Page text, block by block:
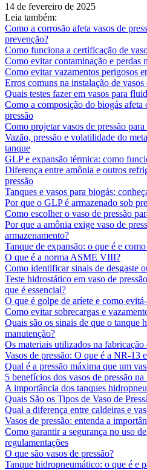
14 de fevereiro de 2025
Leia também:
Como a corrosão afeta vasos de
prevenção?
Como funciona a certificação de
Como evitar contaminação e perdas
Como evitar vazamentos perigosos
Erros comuns na instalação de
Quais testes fazer em vasos para
Como a composição do biogás afeta
pressão
Como projetar vasos de pressão para
Vazão, pressão e volatilidade do
tanque
GLP e expansão térmica: como
Diferença entre amônia e outros
pressão
Tanques e vasos para biogás:
Por que o GLP é armazenado sob
Como escolher o vaso de pressão
Por que a amônia exige vaso de
armazenamento?
Tanque de expansão: o que é e
O que é a norma ASME VIII?
Como identificar sinais de desgaste
Teste hidrostático em vaso de
que é essencial?
O que é golpe de aríete e como
Como evitar sobrecargas e
Quais são os sinais de que o tanque
manutenção?
Os materiais utilizados na fabricação
Vasos de pressão: O que é a NR-13
Qual é a pressão máxima que um
5 benefícios dos vasos de pressão na
A importância dos tanques
Quais São os Tipos de Vaso de
Qual a diferença entre caldeiras e
Vasos de pressão: entenda a
Como garantir a segurança no uso
regulamentações
O que são vasos de pressão?
Tanque hidropneumático: o que é e